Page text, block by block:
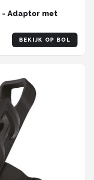
- Adaptor met
BEKIJK OP BOL